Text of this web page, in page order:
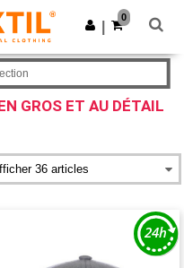
Obtenir l'appli
0
GROS ET AU DÉTAIL